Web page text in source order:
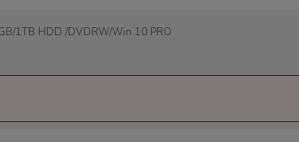
TOWER i5 7GEN/8GB/1TB HDD /DVDRW/Win 10 PRO